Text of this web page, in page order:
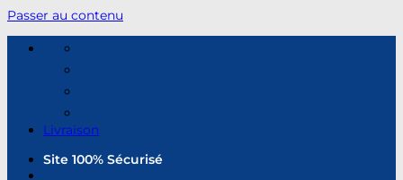
Passer au contenu
Livraison
Site 100% Sécurisé